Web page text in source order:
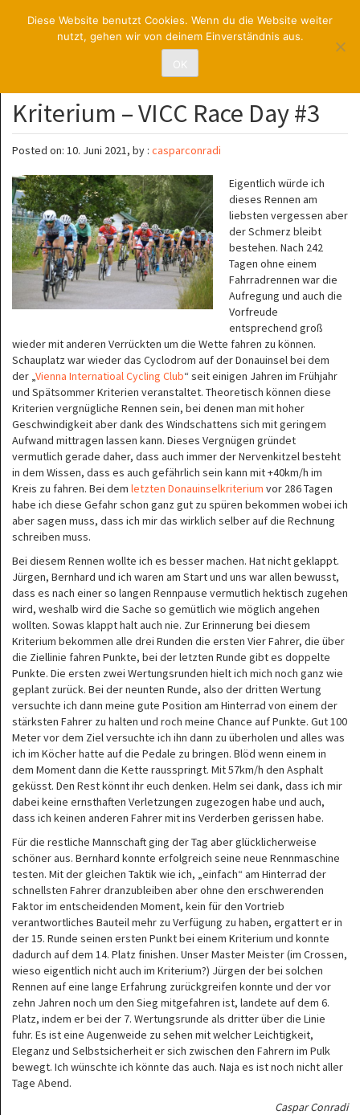
RadsportUNION
St. Pölten
Kriterium – VICC Race Day #3
Posted on: 10. Juni 2021, by : casparconradi
Eigentlich würde ich
dieses Rennen am
liebsten vergessen aber
der Schmerz bleibt
bestehen. Nach 242
Tagen ohne einem
Fahrradrennen war die
Aufregung und auch die
Vorfreude
entsprechend groß
wieder mit anderen Verrückten um die Wette fahren zu können.
Schauplatz war wieder das Cyclodrom auf der Donauinsel bei dem
der „Vienna Internatioal Cycling Club“ seit einigen Jahren im Frühjahr
und Spätsommer Kriterien veranstaltet. Theoretisch können diese
Kriterien vergnügliche Rennen sein, bei denen man mit hoher
Geschwindigkeit aber dank des Windschattens sich mit geringem
Aufwand mittragen lassen kann. Dieses Vergnügen gründet
vermutlich gerade daher, dass auch immer der Nervenkitzel besteht
in dem Wissen, dass es auch gefährlich sein kann mit +40km/h im
Kreis zu fahren. Bei dem letzten Donauinselkriterium vor 286 Tagen
habe ich diese Gefahr schon ganz gut zu spüren bekommen wobei ich
aber sagen muss, dass ich mir das wirklich selber auf die Rechnung
schreiben muss.
Bei diesem Rennen wollte ich es besser machen. Hat nicht geklappt.
Jürgen, Bernhard und ich waren am Start und uns war allen bewusst,
dass es nach einer so langen Rennpause vermutlich hektisch zugehen
wird, weshalb wird die Sache so gemütlich wie möglich angehen
wollten. Sowas klappt halt auch nie. Zur Erinnerung bei diesem
Kriterium bekommen alle drei Runden die ersten Vier Fahrer, die über
die Ziellinie fahren Punkte, bei der letzten Runde gibt es doppelte
Punkte. Die ersten zwei Wertungsrunden hielt ich mich noch ganz wie
geplant zurück. Bei der neunten Runde, also der dritten Wertung
versuchte ich dann meine gute Position am Hinterrad von einem der
stärksten Fahrer zu halten und roch meine Chance auf Punkte. Gut 100
Meter vor dem Ziel versuchte ich ihn dann zu überholen und alles was
ich im Köcher hatte auf die Pedale zu bringen. Blöd wenn einem in
dem Moment dann die Kette rausspringt. Mit 57km/h den Asphalt
geküsst. Den Rest könnt ihr euch denken. Helm sei dank, dass ich mir
dabei keine ernsthaften Verletzungen zugezogen habe und auch,
dass ich keinen anderen Fahrer mit ins Verderben gerissen habe.
Für die restliche Mannschaft ging der Tag aber glücklicherweise
schöner aus. Bernhard konnte erfolgreich seine neue Rennmaschine
testen. Mit der gleichen Taktik wie ich, „einfach“ am Hinterrad der
schnellsten Fahrer dranzubleiben aber ohne den erschwerenden
Faktor im entscheidenden Moment, kein für den Vortrieb
verantwortliches Bauteil mehr zu Verfügung zu haben, ergattert er in
der 15. Runde seinen ersten Punkt bei einem Kriterium und konnte
dadurch auf dem 14. Platz finishen. Unser Master Meister (im Crossen,
wieso eigentlich nicht auch im Kriterium?) Jürgen der bei solchen
Rennen auf eine lange Erfahrung zurückgreifen konnte und der vor
zehn Jahren noch um den Sieg mitgefahren ist, landete auf dem 6.
Platz, indem er bei der 7. Wertungsrunde als dritter über die Linie
fuhr. Es ist eine Augenweide zu sehen mit welcher Leichtigkeit,
Eleganz und Selbstsicherheit er sich zwischen den Fahrern im Pulk
bewegt. Ich wünschte ich könnte das auch. Naja es ist noch nicht aller
Tage Abend.
Caspar Conradi
Diese Website benutzt Cookies. Wenn du die Website weiter
nutzt, gehen wir von deinem Einverständnis aus.
OK